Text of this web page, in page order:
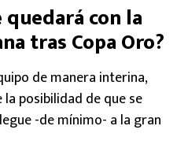
quedará con la
tras Copa Oro?
de manera interina,
posibilidad de que se
-de mínimo- a la gran